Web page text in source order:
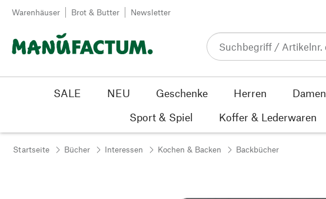
Zum Inhalt springen
Warenhäuser Brot & Butter Newsletter
SALE NEU Geschenke Herren Damen
Sport & Spiel
Koffer & Lederwaren
Startseite Bücher Interessen Kochen & Backen Backbücher